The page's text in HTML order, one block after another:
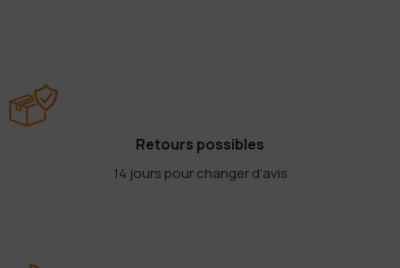
Retours possibles
14 jours pour changer d'avis